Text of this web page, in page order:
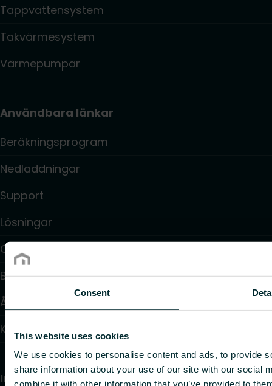
Consent
This website uses cookies
We use cookies to personalise content and ads, to provide
share information about your use of our site with our social
combine it with other information that you’ve provided to
Tappvattensystem
Takvärmesystem
Värmepumpar
Användbara länkar
Beräkningsprogram
Nedladdningar
Support
Lösningar
Om oss
Blogg: Inspiration och insikter
Återförsäljare
Kontakt
Information